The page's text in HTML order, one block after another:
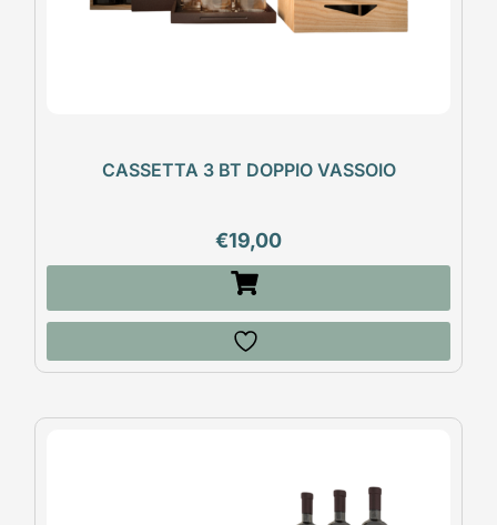
CASSETTA 3 BT DOPPIO VASSOIO
€19,00